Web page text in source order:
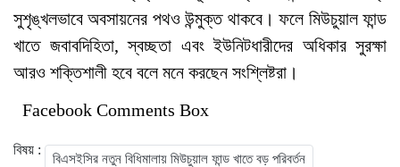
সুশৃঙ্খলভাবে অবসায়নের পথও উন্মুক্ত থাকবে। ফলে মিউচুয়াল ফান্ড
খাতে জবাবদিহিতা, স্বচ্ছতা এবং ইউনিটধারীদের অধিকার সুরক্ষা
আরও শক্তিশালী হবে বলে মনে করছেন সংশ্লিষ্টরা।
Facebook Comments Box
বিষয় :
বিএসইসির নতুন বিধিমালায় মিউচুয়াল ফান্ড খাতে বড় পরিবর্তন